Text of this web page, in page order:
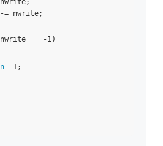
== -1)
-1;